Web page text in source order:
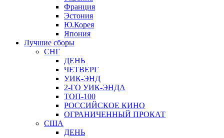
Франция
Эстония
Ю.Корея
Япония
Лучшие сборы
СНГ
ДЕНЬ
ЧЕТВЕРГ
УИК-ЭНД
2-ГО УИК-ЭНДА
ТОП-100
РОССИЙСКОЕ КИНО
ОГРАНИЧЕННЫЙ ПРОКАТ
США
ДЕНЬ